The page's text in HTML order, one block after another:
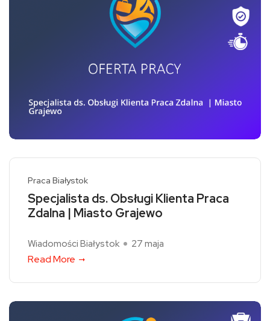
Praca Białystok
Specjalista ds. Obsługi Klienta Praca
Zdalna | Miasto Grajewo
Wiadomości Białystok 27 maja
Read More